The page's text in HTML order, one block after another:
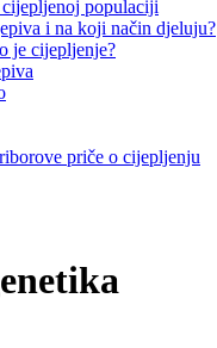
populaciji
i na koji način djeluju?
je cijepljenje?
priče o cijepljenju